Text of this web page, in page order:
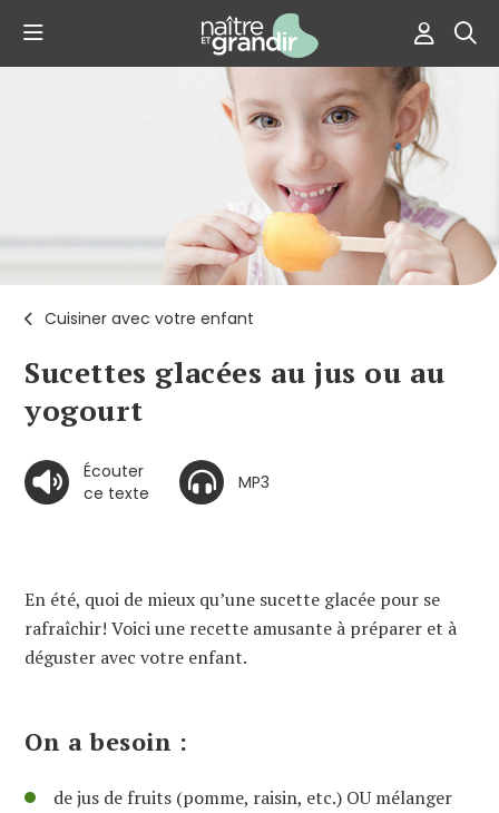
Cuisiner avec votre enfant
Sucettes glacées au jus ou au
yogourt
Écouter
ce texte
MP3
En été, quoi de mieux qu’une sucette glacée pour se
rafraîchir! Voici une recette amusante à préparer et à
déguster avec votre enfant.
On a besoin :
de jus de fruits (pomme, raisin, etc.) OU mélanger